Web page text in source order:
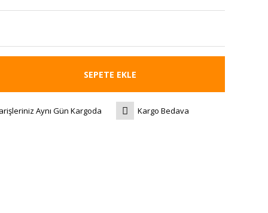
SEPETE EKLE
Aynı Gün Kargoda Kargo Bedava